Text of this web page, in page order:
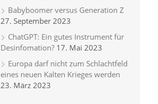
Babyboomer versus Generation Z
27. September 2023
ChatGPT: Ein gutes Instrument für
Desinfomation? 17. Mai 2023
Europa darf nicht zum Schlachtfeld
eines neuen Kalten Krieges werden
23. März 2023